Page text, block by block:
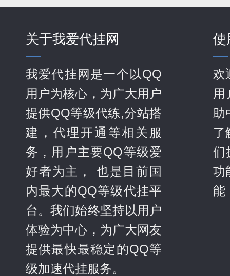
关于我爱代挂网
我爱代挂网是一个以QQ
用户为核心，为广大用户
提供QQ等级代练,分站搭
建，代理开通等相关服
务，用户主要QQ等级爱
好者为主， 也是目前国
内最大的QQ等级代挂平
台。我们始终坚持以用户
体验为中心，为广大网友
提供最快最稳定的QQ等
级加速代挂服务。
使
欢
助
了
们
功
能